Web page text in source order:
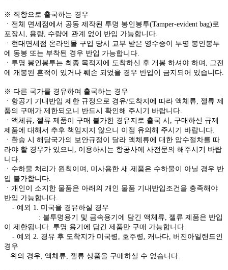
※ 직항으로 출국하는 경우
ㆍ전체 면세점에서 공동 제작된 투명 봉인봉투(Tamper-evident bag)로
포장시, 용량, 수량에 관계 없이 반입 가능합니다.
ㆍ현대면세점 온라인몰 구입 당시 교부 받은 영수증이 투명 봉인봉투
에 동봉 또는 부착된 경우 반입 가능합니다.
ㆍ투명 봉인봉투는 최종 목적지에 도착하신 후 개봉 하셔야 하며, 그전
에 개봉된 흔적이 있거나 훼손 되었을 경우 반입이 금지되어 있습니다.
※ 다른 국가를 경유하여 출국하는 경우
ㆍ항공기 기내반입 제한 규정으로 경유/도착지에 따라 액체류, 젤류 제
품의 구매가 제한되오니 반드시 확인해 주시기 바랍니다.
ㆍ액체류, 젤류 제품이 구매 불가한 경유지로 출국 시, 구매하신 규제
제품에 대해서 추후 책임지지 않으니 이점 유의해 주시기 바랍니다.
ㆍ환승 시 해당국가의 보안규정이 달라 액체류에 대한 압수절차를 따
라야 할 경우가 있으니, 이용하시는 항공사에 사전문의 해주시기 바랍
니다.
ㆍ수하물 처리가 원칙이며, 미사용한 새 제품은 수하물이 아닐 경우 반
입 불가합니다.
ㆍ개인이 소지한 물품은 아래의 개인 물품 기내반입조건을 충족해야
반입 가능합니다.
- 예외 1. 미국을 경유하실 경우
: 불투명용기 및 금속용기에 담긴 액체류, 젤류 제품은 반입
이 제한됩니다. 투명 용기에 담긴 제품만 구매 가능합니다.
- 예외 2. 경유 후 도착지가 미국령, 호주령, 캐나다, 버진아일랜드인
경우
위의 경우, 액체류, 젤류 상품을 구매하실 수 없습니다.